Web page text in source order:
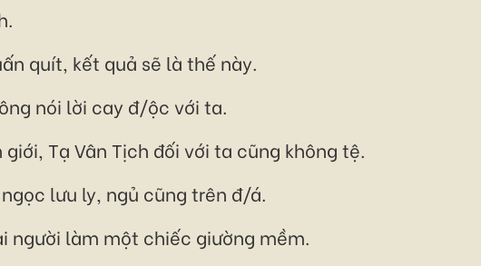
quít, kết quả sẽ là thế này.
nói lời cay đ/ộc với ta.
Tạ Vân Tịch đối với ta cũng không tệ.
lưu ly, ngủ cũng trên đ/á.
người làm một chiếc giường mềm.